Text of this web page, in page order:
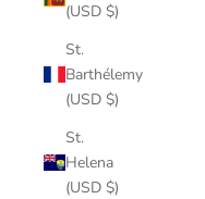
(USD $)
St.
Barthélemy
(USD $)
St.
Helena
(USD $)